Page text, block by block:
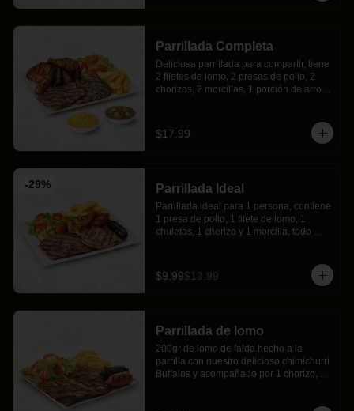
Parrillada Completa
Deliciosa parrillada para compartir, tiene
2 filetes de lomo, 2 presas de pollo, 2
chorizos, 2 morcillas, 1 porción de arroz,
$17.99
-29% Parrillada Ideal
Parrillada ideal para 1 persona, contiene
1 presa de pollo, 1 filete de lomo, 1
chuletas, 1 chorizo y 1 morcilla, todo
papas fritas y ensalada fresca.
$9.99$13.99
Parrillada de lomo
200gr de lomo de falda hecho a la
parrilla con nuestro delicioso chimichurri
Buffalos y acompañado por 1 chorizo, 1